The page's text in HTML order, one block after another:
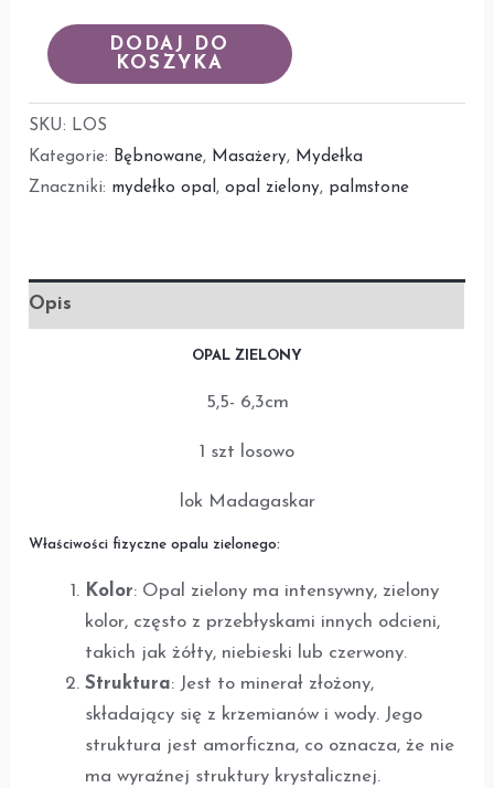
DODAJ DO
KOSZYKA
SKU: LOS
Kategorie: Bębnowane, Masażery, Mydełka
Znaczniki: mydełko opal,opal zielony, palmstone
Opis
OPAL ZIELONY
5,5- 6,3cm
1 szt losowo
lok Madagaskar
Właściwości fizyczne opalu zielonego:
Kolor: Opal zielony ma intensywny, zielony
kolor, często z przebłyskami innych odcieni,
takich jak żółty, niebieski lub czerwony.
Struktura: Jest to minerał złożony,
składający się z krzemianów i wody. Jego
struktura jest amorficzna, co oznacza, że nie
ma wyraźnej struktury krystalicznej.